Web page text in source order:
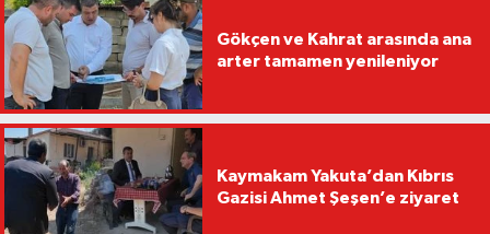
Gökçen ve Kahrat arasında ana
arter tamamen yenileniyor
Kaymakam Yakuta’dan Kıbrıs
Gazisi Ahmet Şeşen’e ziyaret